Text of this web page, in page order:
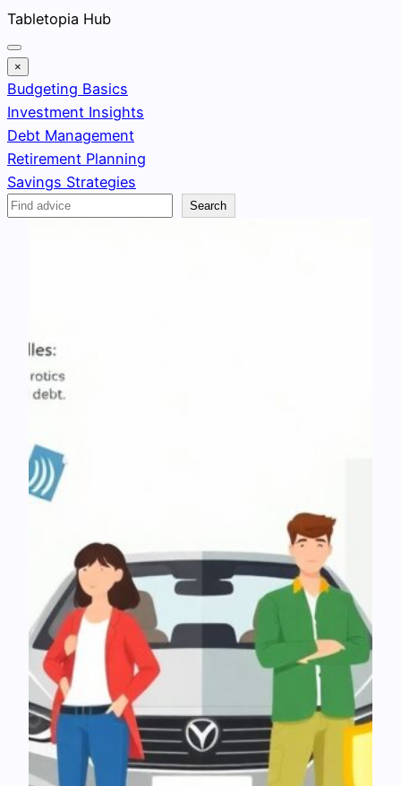
Skip
to
content
Tabletopia Hub
×
Budgeting Basics
Investment Insights
Debt Management
Retirement Planning
Savings Strategies
Search
Search